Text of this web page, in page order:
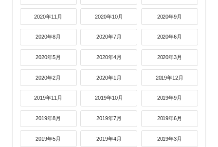
2020年11月 2020年10月 2020年9月
2020年8月 2020年7月 2020年6月
2020年5月 2020年4月 2020年3月
2020年2月 2020年1月 2019年12月
2019年11月 2019年10月 2019年9月
2019年8月 2019年7月 2019年6月
2019年5月 2019年4月 2019年3月